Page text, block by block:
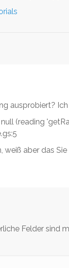
ausprobiert?
(reading
aber das
Felder sind